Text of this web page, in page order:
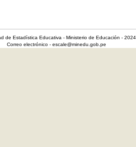
de Estadística Educativa - Ministerio de Educación -
Correo electrónico - escale@minedu.gob.pe